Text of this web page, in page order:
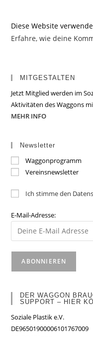
Diese Website
Erfahre, wie deine
MITGESTALTEN
Jetzt Mitglied werden im
Aktivitäten des Waggons
MEHR INFO
Newsletter
Waggonprogramm
Vereinsnewsletter
Ich stimme den
E-Mail-Adresse:
DER WAGGON
SUPPORT – HIER
Soziale Plastik e.V.
DE96501900006101767009